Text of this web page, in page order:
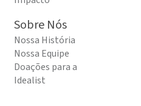
Sobre Nós
Nossa História
Nossa Equipe
Doações para a
Idealist